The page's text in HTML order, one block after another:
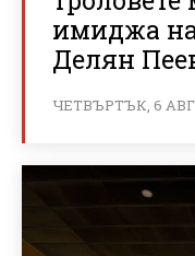
имиджа
Делян
ЧЕТВЪРТЪК, 6